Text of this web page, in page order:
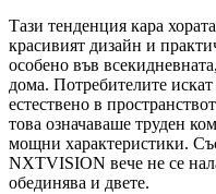
Тази тенденция кара
красивият дизайн и
особено във
дома. Потребителите
естествено в
това означаваше труден
мощни характеристики.
NXTVISION вече не се
обединява и двете.